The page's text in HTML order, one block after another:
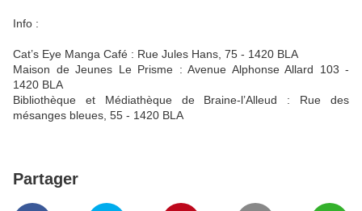
Info :
Cat’s Eye Manga Café : Rue Jules Hans, 75 - 1420 BLA
Maison de Jeunes Le Prisme : Avenue Alphonse Allard 103 -
1420 BLA
Bibliothèque et Médiathèque de Braine-l’Alleud : Rue des
mésanges bleues, 55 - 1420 BLA
Partager